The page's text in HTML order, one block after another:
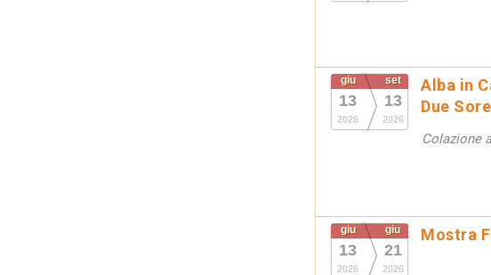
giu
13
2026
set
13
2026
Alba in
Due
Colazione
giu
13
2026
giu
21
2026
Mostra